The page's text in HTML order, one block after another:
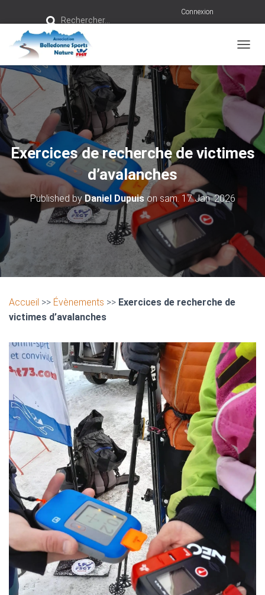
e
r
Rechercher…
Connexion
Exercices de recherche de victimes
d’avalanches
Published byDaniel Dupuisonsam. 17 Jan. 2026
Accueil >> Évènements >> Exercices de recherche de
victimes d’avalanches